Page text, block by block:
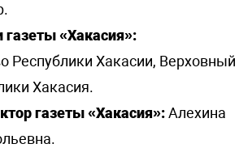
газеты «Хакасия»:
Республики Хакасии, Верховный
Хакасия.
газеты «Хакасия»:Алехина